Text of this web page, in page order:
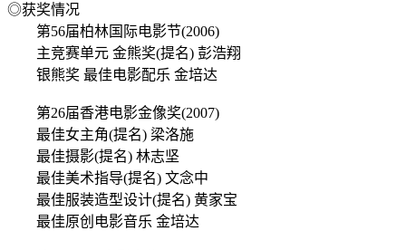
◎获奖情况
第56届柏林国际电影节(2006)
主竞赛单元 金熊奖(提名) 彭浩翔
银熊奖 最佳电影配乐 金培达
第26届香港电影金像奖(2007)
最佳女主角(提名) 梁洛施
最佳摄影(提名) 林志坚
最佳美术指导(提名) 文念中
最佳服装造型设计(提名) 黄家宝
最佳原创电影音乐 金培达